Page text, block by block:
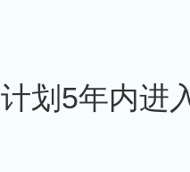
计划5年内进